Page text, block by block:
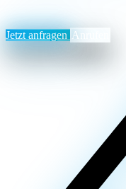
Jetzt anfragen Anrufen